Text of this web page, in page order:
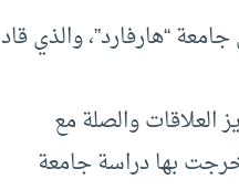
فيلان” من جامعة “هارفارد”، والذي قاد
والصلة مع
خرجت بها دراسة جامعة